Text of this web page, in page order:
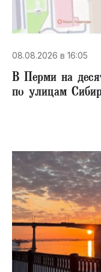
08.08.2026 в 16:05
В Перми на
по улицам